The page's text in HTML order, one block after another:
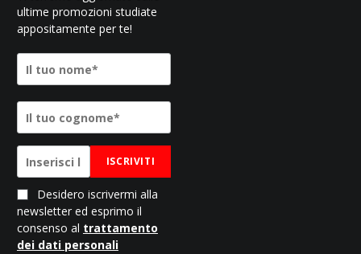
ultime promozioni studiate
appositamente per te!
ISCRIVITI
Desidero iscrivermi alla
newsletter ed esprimo il
consenso al trattamento
dei dati personali